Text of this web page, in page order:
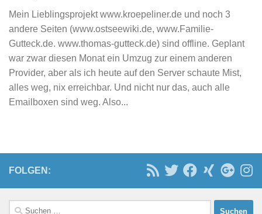
Mein Lieblingsprojekt www.kroepeliner.de und noch 3
andere Seiten (www.ostseewiki.de, www.Familie-
Gutteck.de. www.thomas-gutteck.de) sind offline. Geplant
war zwar diesen Monat ein Umzug zur einem anderen
Provider, aber als ich heute auf den Server schaute Mist,
alles weg, nix erreichbar. Und nicht nur das, auch alle
Emailboxen sind weg. Also...
FOLGEN:
Suchen